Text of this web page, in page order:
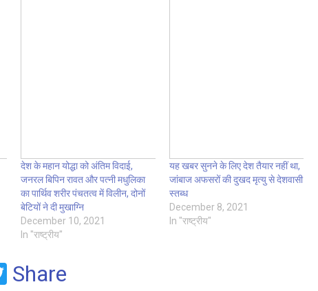
देश के महान योद्धा को अंतिम विदाई,
जनरल बिपिन रावत और पत्नी मधुलिका
का पार्थिव शरीर पंचतत्व में विलीन, दोनों
बेटियों ने दी मुखाग्नि
December 10, 2021
In "राष्ट्रीय"
यह खबर सुनने के लिए देश तैयार नहीं था,
जांबाज अफसरों की दुखद मृत्यु से देशवासी
स्तब्ध
December 8, 2021
In "राष्ट्रीय"
T
Share